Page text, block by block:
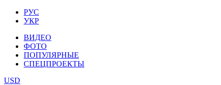
РУС
УКР
ВИДЕО
ФОТО
ПОПУЛЯРНЫЕ
СПЕЦПРОЕКТЫ
USD